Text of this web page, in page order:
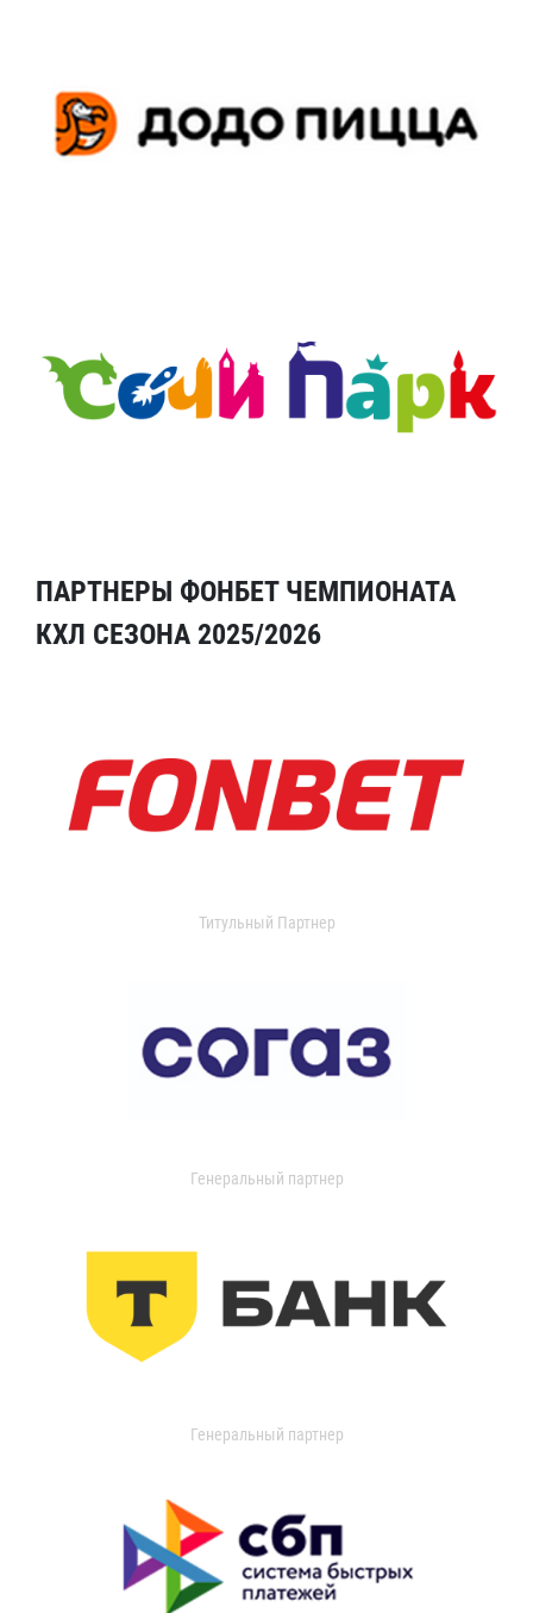
ПАРТНЕРЫ ФОНБЕТ ЧЕМПИОНАТА
КХЛ СЕЗОНА 2025/2026
Титульный Партнер
Генеральный партнер
Генеральный партнер